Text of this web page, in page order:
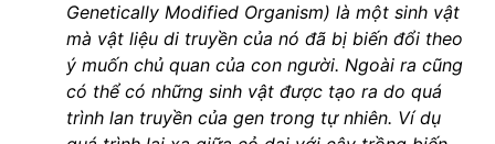
Genetically Modified Organism) là một sinh vật
mà vật liệu di truyền của nó đã bị biến đổi theo
ý muốn chủ quan của con người. Ngoài ra cũng
có thể có những sinh vật được tạo ra do quá
trình lan truyền của gen trong tự nhiên. Ví dụ